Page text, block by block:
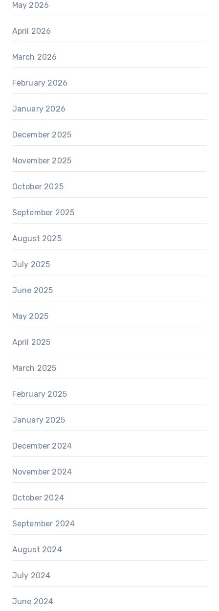
May 2026
April 2026
March 2026
February 2026
January 2026
December 2025
November 2025
October 2025
September 2025
August 2025
July 2025
June 2025
May 2025
April 2025
March 2025
February 2025
January 2025
December 2024
November 2024
October 2024
September 2024
August 2024
July 2024
June 2024